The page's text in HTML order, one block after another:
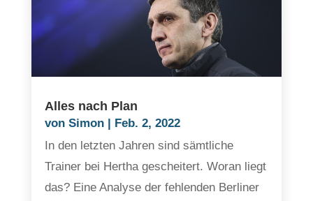
Alles nach Plan
von Simon|
Feb. 2, 2022
In den letzten Jahren sind sämtliche
Trainer bei Hertha gescheitert. Woran liegt
das? Eine Analyse der fehlenden Berliner